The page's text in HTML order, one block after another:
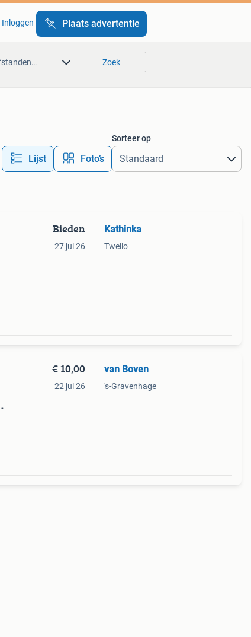
Inloggen Plaats advertentie
Zoek
Lijst Foto’s
Sorteer op
Bieden
27 jul 26
Kathinka
Twello
€ 10,00
22 jul 26
van Boven
's-Gravenhage